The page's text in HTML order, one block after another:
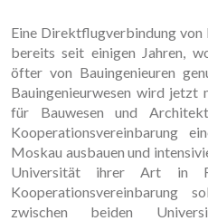
Eine Direktflugverbindung
bereits seit einigen Jahren,
öfter von Bauingenieuren
Bauingenieurwesen wird
für Bauwesen und
Kooperationsvereinbarung
Moskau ausbauen und
Universität ihrer Art in
Kooperationsvereinbarung
zwischen beiden